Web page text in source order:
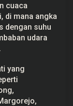
cuaca
di mana angka
dengan suhu
udara
yang